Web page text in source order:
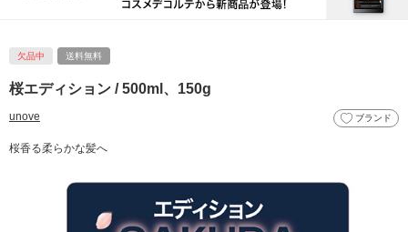
欠品中 送料無料
桜エディション / 500ml、150g
unove ブランド
桜香る柔らかな髪へ